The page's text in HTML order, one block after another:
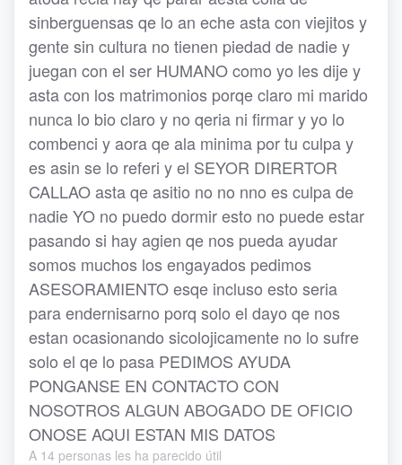
sinberguensas qe lo an eche asta con viejitos y
gente sin cultura no tienen piedad de nadie y
juegan con el ser HUMANO como yo les dije y
asta con los matrimonios porqe claro mi marido
nunca lo bio claro y no qeria ni firmar y yo lo
combenci y aora qe ala minima por tu culpa y
es asin se lo referi y el SEYOR DIRERTOR
CALLAO asta qe asitio no no nno es culpa de
nadie YO no puedo dormir esto no puede estar
pasando si hay agien qe nos pueda ayudar
somos muchos los engayados pedimos
ASESORAMIENTO esqe incluso esto seria
para endernisarno porq solo el dayo qe nos
estan ocasionando sicolojicamente no lo sufre
solo el qe lo pasa PEDIMOS AYUDA
PONGANSE EN CONTACTO CON
NOSOTROS ALGUN ABOGADO DE OFICIO
ONOSE AQUI ESTAN MIS DATOS
A 14 personas les ha parecido útil